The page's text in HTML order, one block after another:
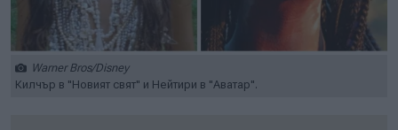
Warner Bros/Disney
Килчър в "Новият свят" и Нейтири в "Аватар".